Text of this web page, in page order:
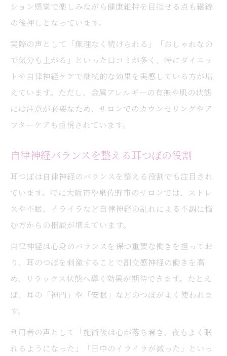
ション感覚で楽しみながら健康維持を目指せる点も継続
の後押しとなっています。
実際の声として「無理なく続けられる」「おしゃれなの
で気分も上がる」といった口コミが多く、特にダイエッ
トや自律神経ケアで継続的な効果を実感している方が増
えています。ただし、金属アレルギーの有無や肌の状態
には注意が必要なため、サロンでのカウンセリングやア
フターケアも重視されています。
自律神経バランスを整える耳つぼの役割
耳つぼは自律神経のバランスを整える役割でも注目され
ています。特に大阪市や泉佐野市のサロンでは、ストレ
スや不眠、イライラなど自律神経の乱れによる不調に悩
む方からの相談が増えています。
自律神経は心身のバランスを保つ重要な働きを担ってお
り、耳のつぼを刺激することで副交感神経の働きを高
め、リラックス状態へ導く効果が期待できます。たとえ
ば、耳の「神門」や「安眠」などのつぼがよく使われま
す。
利用者の声として「施術後は心が落ち着き、夜もよく眠
れるようになった」「日中のイライラが減った」といっ